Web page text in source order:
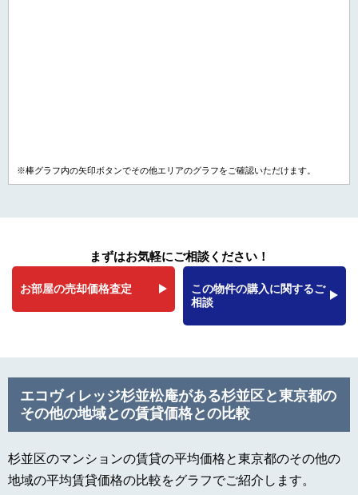
※棒グラフ内の矢印ボタンでその他エリアのグラフをご確認いただけます。
まずはお気軽にご相談ください！
お部屋の売却価格査定
この物件の購入に関するご
相談
エコヴィレッジ杉並松庵がある杉並区と東京都の
その他の地域との賃貸価格との比較
杉並区のマンションの賃貸の平均価格と東京都のその他の
地域の平均賃貸価格の比較をグラフでご紹介します。